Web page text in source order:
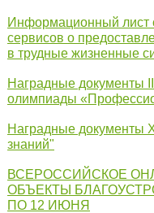
Информационный лист
сервисов о
в трудные жизненные
Наградные документы
олимпиады
Наградные документы
знаний"
ВСЕРОССИЙСКОЕ
ОБЪЕКТЫ
ПО 12 ИЮНЯ